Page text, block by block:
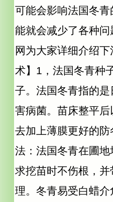
可能会影响法国冬
能就会减少了各种
网为大家详细介绍
术】1，法国冬青种
子。法国冬青指的
害病菌。苗床整平
去加上薄膜更好的
法：法国冬青在圃
求挖苗时不伤根，
理。冬青易受白蜡